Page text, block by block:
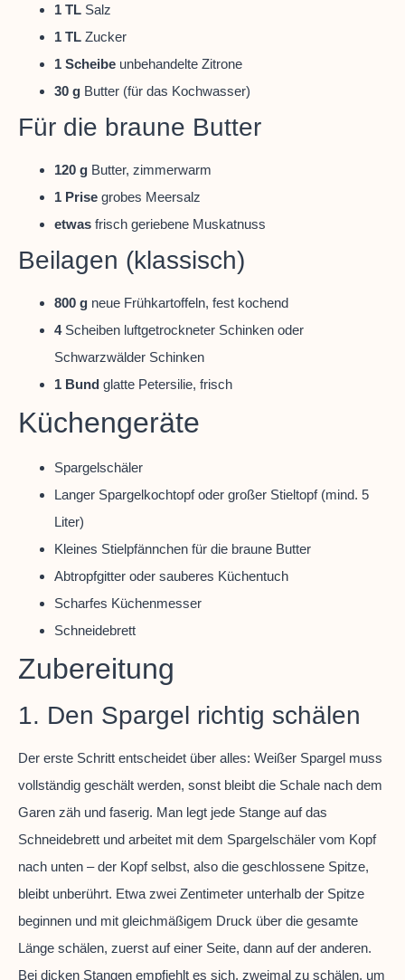
1 TL Salz
1 TL Zucker
1 Scheibe unbehandelte Zitrone
30 g Butter (für das Kochwasser)
Für die braune Butter
120 g Butter, zimmerwarm
1 Prise grobes Meersalz
etwas frisch geriebene Muskatnuss
Beilagen (klassisch)
800 g neue Frühkartoffeln, fest kochend
4Scheiben luftgetrockneter Schinken oder
Schwarzwälder Schinken
1 Bund glatte Petersilie, frisch
Küchengeräte
Spargelschäler
Langer Spargelkochtopf oder großer Stieltopf (mind. 5
Liter)
Kleines Stielpfännchen für die braune Butter
Abtropfgitter oder sauberes Küchentuch
Scharfes Küchenmesser
Schneidebrett
Zubereitung
1. Den Spargel richtig schälen
Der erste Schritt entscheidet über alles: Weißer Spargel muss
vollständig geschält werden, sonst bleibt die Schale nach dem
Garen zäh und faserig. Man legt jede Stange auf das
Schneidebrett und arbeitet mit dem Spargelschäler vom Kopf
nach unten – der Kopf selbst, also die geschlossene Spitze,
bleibt unberührt. Etwa zwei Zentimeter unterhalb der Spitze
beginnen und mit gleichmäßigem Druck über die gesamte
Länge schälen, zuerst auf einer Seite, dann auf der anderen.
Bei dicken Stangen empfiehlt es sich, zweimal zu schälen, um